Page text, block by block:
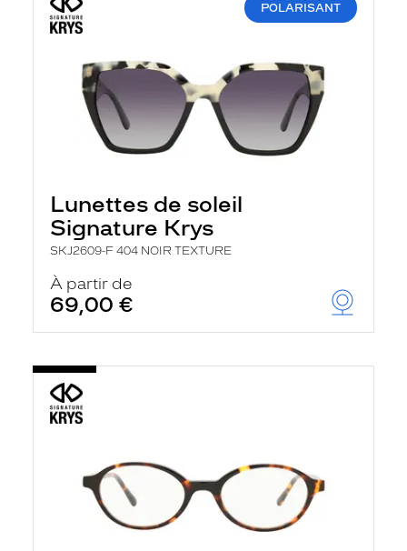
POLARISANT
Lunettes de soleil
Signature Krys
SKJ2609-F 404 NOIR TEXTURE
À partir de
69,00 €